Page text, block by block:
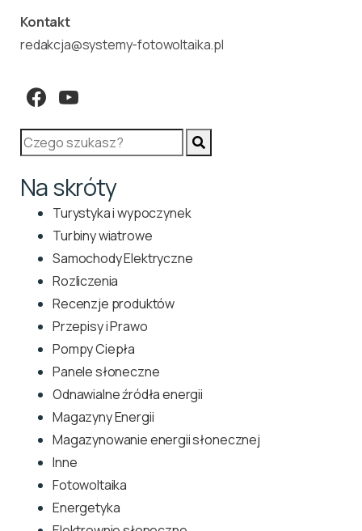
Kontakt
redakcja@systemy-fotowoltaika.pl
Na skróty
Turystyka i wypoczynek
Turbiny wiatrowe
Samochody Elektryczne
Rozliczenia
Recenzje produktów
Przepisy i Prawo
Pompy Ciepła
Panele słoneczne
Odnawialne źródła energii
Magazyny Energii
Magazynowanie energii słonecznej
Inne
Fotowoltaika
Energetyka